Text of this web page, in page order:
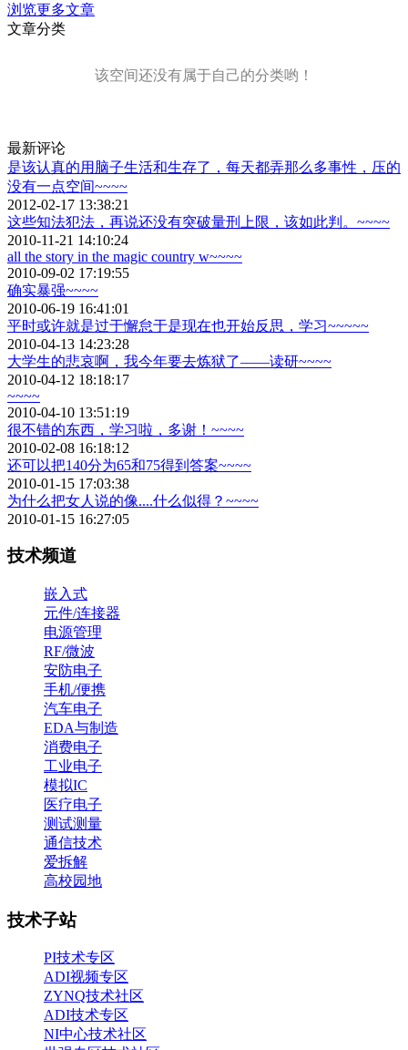
浏览更多文章
文章分类
该空间还没有属于自己的分类哟！
最新评论
是该认真的用脑子生活和生存了，每天都弄那么多事性，压的
没有一点空间~~~~
2012-02-17 13:38:21
这些知法犯法，再说还没有突破量刑上限，该如此判。~~~~
2010-11-21 14:10:24
all the story in the magic country w~~~~
2010-09-02 17:19:55
确实暴强~~~~
2010-06-19 16:41:01
平时或许就是过于懈怠于是现在也开始反思，学习~~~~~
2010-04-13 14:23:28
大学生的悲哀啊，我今年要去炼狱了——读研~~~~
2010-04-12 18:18:17
~~~~
2010-04-10 13:51:19
很不错的东西，学习啦，多谢！~~~~
2010-02-08 16:18:12
还可以把140分为65和75得到答案~~~~
2010-01-15 17:03:38
为什么把女人说的像....什么似得？~~~~
2010-01-15 16:27:05
技术频道
嵌入式
元件/连接器
电源管理
RF/微波
安防电子
手机/便携
汽车电子
EDA与制造
消费电子
工业电子
模拟IC
医疗电子
测试测量
通信技术
爱拆解
高校园地
技术子站
PI技术专区
ADI视频专区
ZYNQ技术社区
ADI技术专区
NI中心技术社区